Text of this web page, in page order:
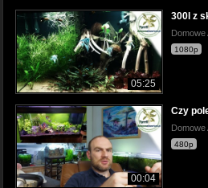
05:25
300l z
Domowe
1080p
00:04
Czy
Domowe
480p